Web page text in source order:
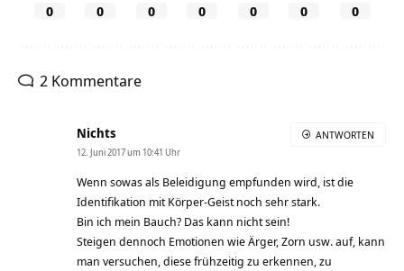
0 0 0 0 0 0 0
2 Kommentare
Nichts
12. Juni 2017 um 10:41 Uhr
Wenn sowas als Beleidigung empfunden wird, ist die
Identifikation mit Körper-Geist noch sehr stark.
Bin ich mein Bauch? Das kann nicht sein!
Steigen dennoch Emotionen wie Ärger, Zorn usw. auf, kann
man versuchen, diese frühzeitig zu erkennen, zu
ANTWORTEN